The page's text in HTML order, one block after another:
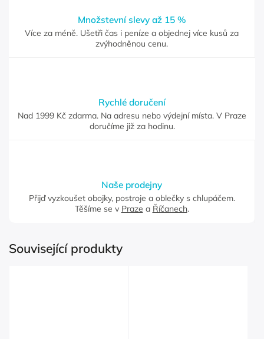
Množstevní slevy až 15 %
Více za méně. Ušetři čas i peníze a objednej více kusů za
zvýhodněnou cenu.
Rychlé doručení
Nad 1999 Kč zdarma. Na adresu nebo výdejní místa. V Praze
doručíme již za hodinu.
Naše prodejny
Přijď vyzkoušet obojky, postroje a oblečky s chlupáčem.
Těšíme se v Praze a Říčanech.
Související produkty